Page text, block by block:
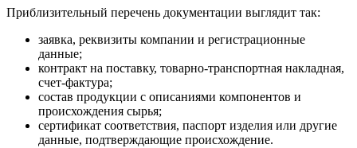
Приблизительный перечень документации выглядит так:
заявка, реквизиты компании и регистрационные
данные;
контракт на поставку, товарно-транспортная накладная,
счет-фактура;
состав продукции с описаниями компонентов и
происхождения сырья;
сертификат соответствия, паспорт изделия или другие
данные, подтверждающие происхождение.